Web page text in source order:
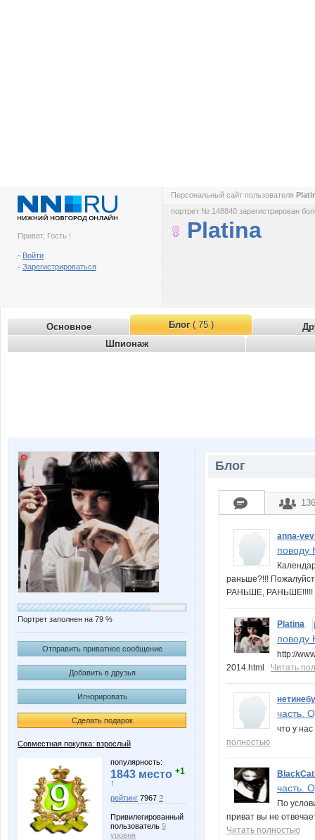
Привет, Гость !
- Войти
- Зарегистрироваться
Персональный сайт пользователя
портрет № 148840 зарегистрирован
Platina
Основное Блог( 75 )
Шпионаж
Портрет заполнен на 79 %
Отправить приватное сообщение
Добавить в друзья
Игнорировать
Сделать подарок
Совместная покупка: взрослый
популярность:
1843 место +1
↑
рейтинг 7967 ?
Привилегированный
пользователь 9
уровня
Блог
anna-
поводу
раньше?!!!
РАНЬШЕ,
Platina
поводу
http://
2014.html Читать
часть.
что у
полностью
часть.
По
приват вы не
Читать полностью